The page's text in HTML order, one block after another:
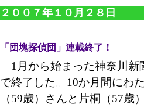
２００７年１０月２８日
「団塊探偵団」連載終了！
1月から始まった神奈川新
で終了した。10か月間にわ
（59歳）さんと片桐（57